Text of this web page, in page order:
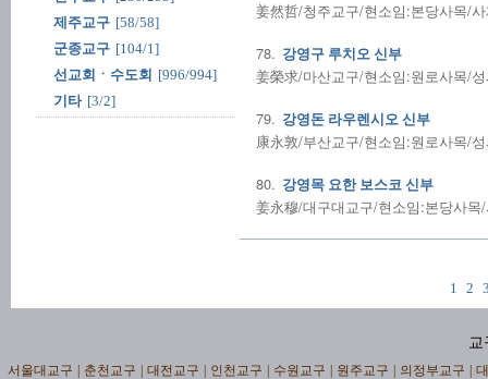
제주교구 [58/58]
군종교구 [104/1]
선교회ㆍ수도회 [996/994]
기타 [3/2]
姜然哲/청주교구/현소임:본당사목/
78. 강영구 루치오 신부
姜榮求/마산교구/현소임:원로사목/
79. 강영돈 라우렌시오 신부
康永敦/부산교구/현소임:원로사목/
80. 강영목 요한 보스코 신부
姜永穆/대구대교구/현소임:본당사목
1 2
교
서울대교구 춘천교구 대전교구 인천교구 수원교구 원주교구 의정부교구